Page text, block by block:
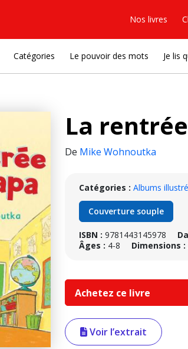
Nos livres
Catégories Le pouvoir des mots Je lis
La
De Mike Wohnoutka
Catégories : Albums
Couverture souple
ISBN : 9781443145978
Âges : 4-8 Dimensions :
Achetez ce livre
Voir l’extrait